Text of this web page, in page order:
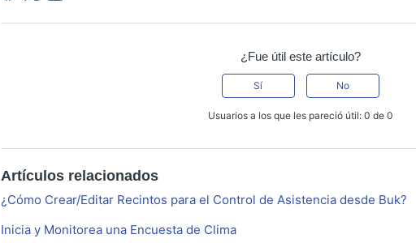
¿Fue útil este artículo?
Sí No
Usuarios a los que les pareció útil: 0 de 0
Artículos relacionados
¿Cómo Crear/Editar Recintos para el Control de Asistencia desde Buk?
Inicia y Monitorea una Encuesta de Clima